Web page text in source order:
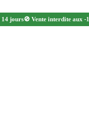
14 jours🚫 Vente interdite aux -